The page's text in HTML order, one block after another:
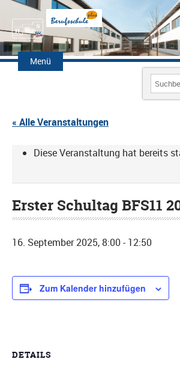
Menü
Zum
Inhalt
Search
for:
« Alle Veranstaltungen
Diese Veranstaltung hat bereits
Erster Schultag BFS11
16. September 2025, 8:00- 12:50
Zum Kalender hinzufügen
DETAILS